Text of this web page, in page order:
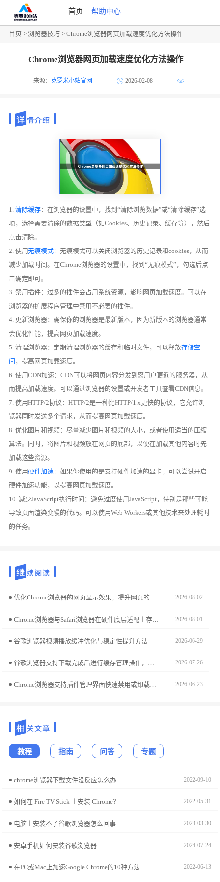
首页 帮助中心
首页 >浏览器技巧 > Chrome浏览器网页加载速度优化方法操作
Chrome浏览器网页加载速度优化方法操作
来源：克罗米小站官网 2026-02-08
1.清除缓存：在浏览器的设置中，找到“清除浏览数据”或“清除缓存”选
项，选择需要清除的数据类型（如Cookies、历史记录、缓存等），然后
点击清除。
2. 使用无痕模式：无痕模式可以关闭浏览器的历史记录和cookies，从而
减少加载时间。在Chrome浏览器的设置中，找到“无痕模式”，勾选后点
击确定即可。
3. 禁用插件：过多的插件会占用系统资源，影响网页加载速度。可以在
浏览器的扩展程序管理中禁用不必要的插件。
4. 更新浏览器：确保你的浏览器是最新版本，因为新版本的浏览器通常
会优化性能，提高网页加载速度。
5. 清理浏览器：定期清理浏览器的缓存和临时文件，可以释放存储空
间 ，提高网页加载速度。
6. 使用CDN加速：CDN可以将网页内容分发到离用户更近的服务器，从
而提高加载速度。可以通过浏览器的设置或开发者工具查看CDN信息。
7. 使用HTTP/2协议：HTTP/2是一种比HTTP/1.x更快的协议，它允许浏
览器同时发送多个请求，从而提高网页加载速度。
8. 优化图片和视频：尽量减少图片和视频的大小，或者使用适当的压缩
算法。同时，将图片和视频放在网页的底部，以便在加载其他内容时先
加载这些资源。
9. 使用硬件加速：如果你使用的是支持硬件加速的显卡，可以尝试开启
硬件加速功能，以提高网页加载速度。
10. 减少JavaScript执行时间：避免过度使用JavaScript，特别是那些可能
导致页面渲染变慢的代码。可以使用Web Workers或其他技术来处理耗时
的任务。
优化Chrome浏览器的网页显示效果，提升网页的清晰度和加载速度。通过调整设置和优化加载项，让浏览器显示更加清晰，加载更加迅速。 2026-08-02
Chrome浏览器与Safari浏览器在硬件底层适配上存在差异。本文针对macOS系统进行性能实测，从能源效率、硬件调用及渲染平滑度对比，助您平衡办公性能需求。 2026-08-01
谷歌浏览器视频播放缓冲优化与稳定性提升方法可让观看更加流畅。技巧包括缓冲设置、播放参数调整及性能优化，确保视频不卡顿。 2026-06-29
谷歌浏览器支持下载完成后进行缓存管理操作，提升网页加载速度。帮助用户优化浏览器性能和使用体验。 2026-07-26
Chrome浏览器支持插件管理界面快速禁用或卸载无用插件，定期清理扩展有助于提升浏览速度和保障安全，避免插件堆积带来的问题。 2026-06-23
教程 指南 问答 专题
chrome浏览器下载文件没反应怎么办 2022-09-10
如何在 Fire TV Stick 上安装 Chrome？ 2022-05-31
电脑上安装不了谷歌浏览器怎么回事 2023-03-30
安卓手机如何安装谷歌浏览器 2024-07-24
在PC或Mac上加速Google Chrome的10种方法 2022-06-13